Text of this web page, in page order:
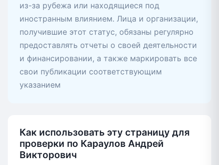
из-за рубежа или находящиеся под
иностранным влиянием. Лица и организации,
получившие этот статус, обязаны регулярно
предоставлять отчеты о своей деятельности
и финансировании, а также маркировать все
свои публикации соответствующим
указанием
Как использовать эту страницу для
проверки по Караулов Андрей
Викторович